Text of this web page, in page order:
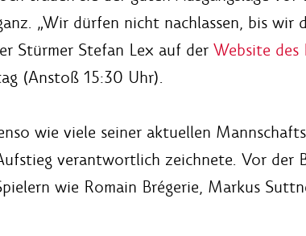
„Wir dürfen nicht nachlassen, bis wir
Stürmer Stefan Lex auf der Website des
(Anstoß 15:30 Uhr).
wie viele seiner aktuellen
verantwortlich zeichnete. Vor der
wie Romain Brégerie, Markus